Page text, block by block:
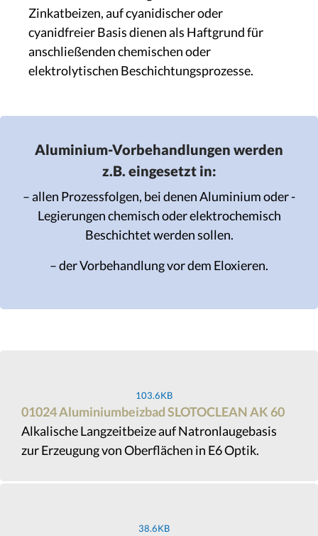
Zinkatbeizen, auf cyanidischer oder
cyanidfreier Basis dienen als Haftgrund für
anschließenden chemischen oder
elektrolytischen Beschichtungsprozesse.
Aluminium-Vorbehandlungen werden
z.B. eingesetzt in:
– allen Prozessfolgen, bei denen Aluminium oder -
Legierungen chemisch oder elektrochemisch
Beschichtet werden sollen.
– der Vorbehandlung vor dem Eloxieren.
103.6KB
01024 Aluminiumbeizbad SLOTOCLEAN AK 60
Alkalische Langzeitbeize auf Natronlaugebasis
zur Erzeugung von Oberflächen in E6 Optik.
38.6KB